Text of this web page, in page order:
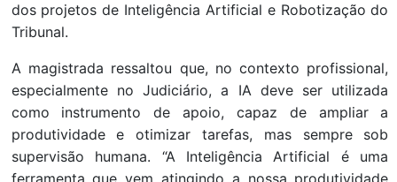
dos projetos de Inteligência Artificial e Robotização do
Tribunal.
A magistrada ressaltou que, no contexto profissional,
especialmente no Judiciário, a IA deve ser utilizada
como instrumento de apoio, capaz de ampliar a
produtividade e otimizar tarefas, mas sempre sob
supervisão humana. “A Inteligência Artificial é uma